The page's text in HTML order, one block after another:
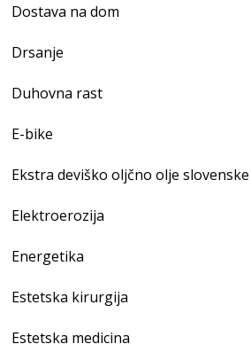
Dostava na dom
Drsanje
Duhovna rast
E-bike
Ekstra deviško oljčno olje
Elektroerozija
Energetika
Estetska kirurgija
Estetska medicina